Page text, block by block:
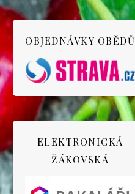
OBJEDNÁVKY OBĚDŮ
ELEKTRONICKÁ
ŽÁKOVSKÁ